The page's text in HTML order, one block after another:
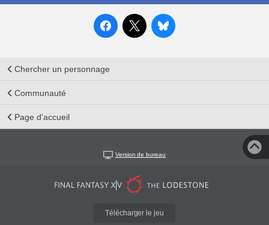
Chercher un personnage
Communauté
Page d'accueil
Version de bureau
Télécharger le jeu